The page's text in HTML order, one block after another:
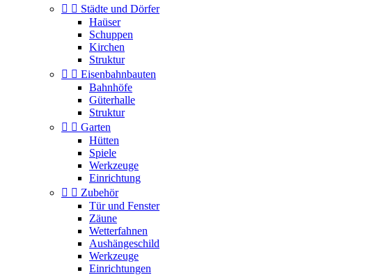
  Städte und Dörfer
Haüser
Schuppen
Kirchen
Struktur
  Eisenbahnbauten
Bahnhöfe
Güterhalle
Struktur
  Garten
Hütten
Spiele
Werkzeuge
Einrichtung
  Zubehör
Tür und Fenster
Zäune
Wetterfahnen
Aushängeschild
Werkzeuge
Einrichtungen